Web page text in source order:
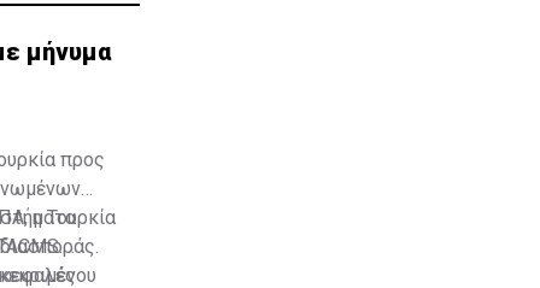
μήνυμα
προς
, η Τουρκία